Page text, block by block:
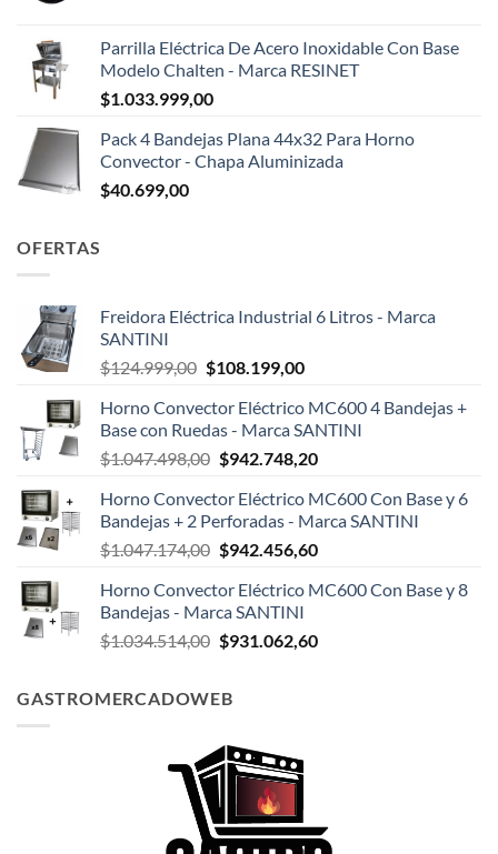
Parrilla Eléctrica De Acero Inoxidable Con Base
Modelo Chalten - Marca RESINET
$1.033.999,00
Pack 4 Bandejas Plana 44x32 Para Horno
Convector - Chapa Aluminizada
$40.699,00
OFERTAS
Freidora Eléctrica Industrial 6 Litros - Marca
SANTINI
$124.999,00 El
original
era:
$124.999,00.
$108.199,00El
actual
es:
$108.199,00.
Horno Convector Eléctrico MC600 4 Bandejas +
Base con Ruedas - Marca SANTINI
$1.047.498,00 El
original
era:
$1.047.498,00.
$942.748,20El
actual
es:
$942.748,20.
Horno Convector Eléctrico MC600 Con Base y 6
Bandejas + 2 Perforadas - Marca SANTINI
$1.047.174,00 El
original
era:
$1.047.174,00.
$942.456,60El
actual
$942.456,60.
Horno Convector Eléctrico MC600 Con Base y 8
Bandejas - Marca SANTINI
$1.034.514,00 El
era:
$931.062,60El
GASTROMERCADOWEB